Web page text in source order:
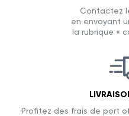
Contactez
en envoyant
la rubrique «
Profitez des frais de port